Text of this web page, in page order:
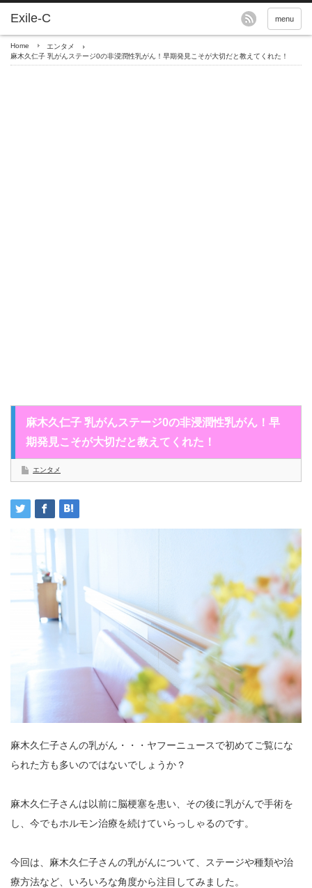
menu
Home
エンタメ
麻木久仁子 乳がんステージ0の非浸潤性乳がん！早期発見こそが大切だと教えてくれた！
麻木久仁子 乳がんステージ0の非浸潤性乳がん！早
期発見こそが大切だと教えてくれた！
エンタメ
麻木久仁子さんの乳がん・・・ヤフーニュースで初めてご覧にな
られた方も多いのではないでしょうか？
麻木久仁子さんは以前に脳梗塞を患い、その後に乳がんで手術を
し、今でもホルモン治療を続けていらっしゃるのです。
今回は、麻木久仁子さんの乳がんについて、ステージや種類や治
療方法など、いろいろな角度から注目してみました。